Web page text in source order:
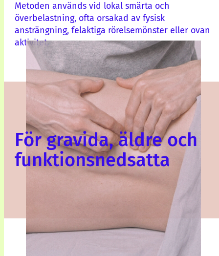
Metoden används vid lokal smärta och
överbelastning, ofta orsakad av fysisk
ansträngning, felaktiga rörelsemönster eller ovan
aktivitet.
För gravida, äldre och
funktionsnedsatta